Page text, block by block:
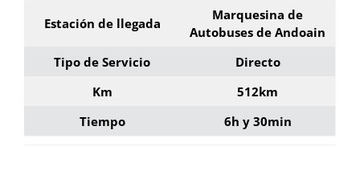
Estación de llegada
Marquesina de
Autobuses de Andoain
Tipo de Servicio
Directo
Km
512km
Tiempo
6h y 30min